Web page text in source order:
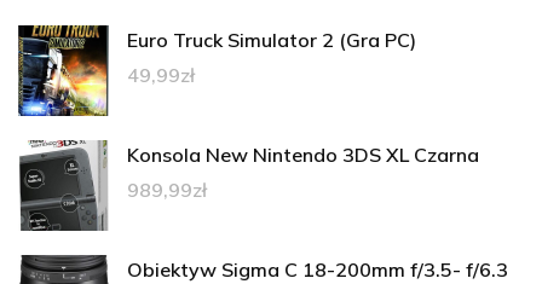
Euro Truck Simulator 2 (Gra PC)
49,99zł
Konsola New Nintendo 3DS XL Czarna
989,99zł
Obiektyw Sigma C 18-200mm f/3.5- f/6.3